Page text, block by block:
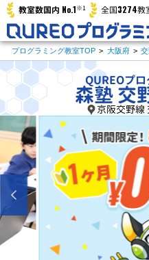
教室数国内 No.1※1 全国3274教
プログラミング教室TOP > 大阪府 >
QUREOプ
森塾 交
京阪交野線